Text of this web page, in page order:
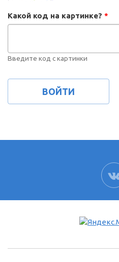
Какой код на картинке? *
Введите код с картинки